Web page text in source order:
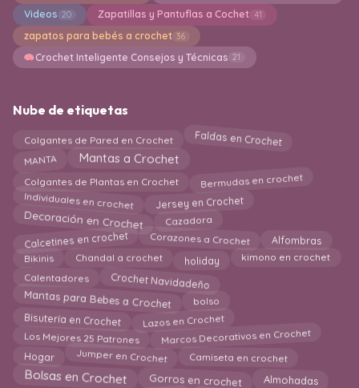
Videos 20 Zapatillas y Pantuflas a Cochet 41
zapatos para bebés a crochet 36
Crochet Inteligente Consejos y Técnicas 21
Nube de etiquetas
Colgantes de Pared en Crochet Faldas en Crochet
MANTA Mantas a Crochet
Colgantes de Plantas en Crochet Bermudas en crochet
Individuales en crochet Jersey en Crochet
Decoración en Crochet Cazadora
Calcetines en crochet Corazones a Crochet Alfombras
Bikinis Chandal a crochet holiday kimono en crochet
Calentadores Crochet Navidadeño
Mantas para Bebes a Crochet bolso
Bisutería en Crochet Lazos en Crochet
Los Mejores 25 Patrones Marcos Decorativos en Crochet
Hogar Jumper en Crochet Camiseta en crochet
Bolsas en Crochet Gorros en crochet Almohadas